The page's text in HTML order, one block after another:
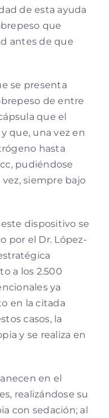
de esta ayuda
que
antes de que
se presenta
de entre
que el
que, una vez en
hasta
pudiéndose
siempre bajo
dispositivo se
por el Dr. López-
a los 2.500
ya
en la citada
casos, la
y se realiza en
en el
realizándose su
con sedación; al